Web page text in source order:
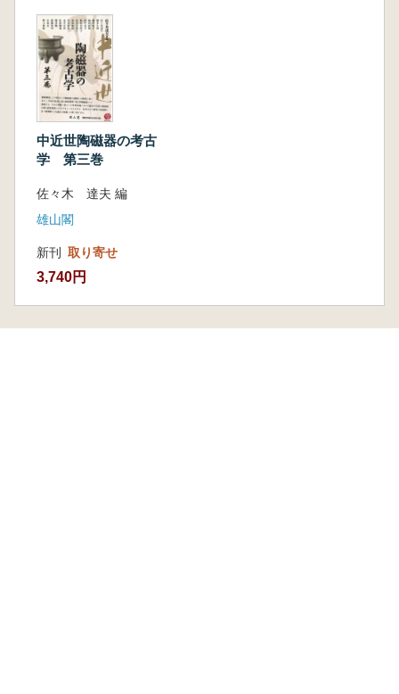
中近世陶磁器の考古
学 第三巻
佐々木 達夫 編
雄山閣
新刊 取り寄せ
3,740円